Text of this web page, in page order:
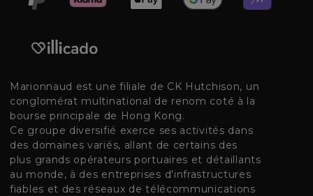
Marionnaud est une filiale de CK Hutchison, un
conglomérat multinational de renom coté à la
bourse principale de Hong Kong.
Ce groupe diversifié exerce ses activités dans
des domaines variés, allant de certains des
plus grands opérateurs portuaires et détaillants
au monde, à des entreprises d'infrastructures
fiables et des réseaux de télécommunications